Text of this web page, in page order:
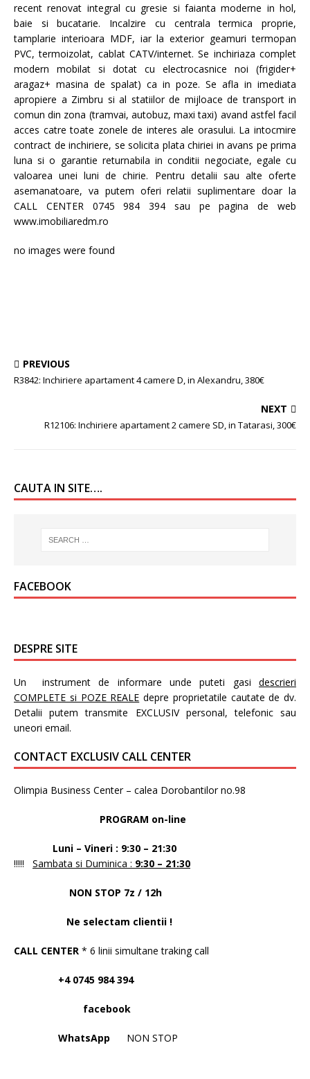
recent renovat integral cu gresie si faianta moderne in hol,
baie si bucatarie. Incalzire cu centrala termica proprie,
tamplarie interioara MDF, iar la exterior geamuri termopan
PVC, termoizolat, cablat CATV/internet. Se inchiriaza complet
modern mobilat si dotat cu electrocasnice noi (frigider+
aragaz+ masina de spalat) ca in poze. Se afla in imediata
apropiere a Zimbru si al statiilor de mijloace de transport in
comun din zona (tramvai, autobuz, maxi taxi) avand astfel facil
acces catre toate zonele de interes ale orasului. La intocmire
contract de inchiriere, se solicita plata chiriei in avans pe prima
luna si o garantie returnabila in conditii negociate, egale cu
valoarea unei luni de chirie. Pentru detalii sau alte oferte
asemanatoare, va putem oferi relatii suplimentare doar la
CALL CENTER 0745 984 394 sau pe pagina de web
www.imobiliaredm.ro
no images were found
PREVIOUS
R3842: Inchiriere apartament 4 camere D, in Alexandru, 380€
NEXT
R12106: Inchiriere apartament 2 camere SD, in Tatarasi, 300€
CAUTA IN SITE….
FACEBOOK
DESPRE SITE
Un instrument de informare unde puteti gasi descrieri
COMPLETE si POZE REALE depre proprietatile cautate de dv.
Detalii putem transmite EXCLUSIV personal, telefonic sau
uneori email.
CONTACT EXCLUSIV CALL CENTER
Olimpia Business Center – calea Dorobantilor no.98
PROGRAM on-line
Luni – Vineri : 9:30 – 21:30
!!!!! Sambata si Duminica : 9:30 – 21:30
NON STOP 7z / 12h
Ne selectam clientii !
CALL CENTER * 6 linii simultane traking call
+4 0745 984 394
facebook
WhatsApp NON STOP